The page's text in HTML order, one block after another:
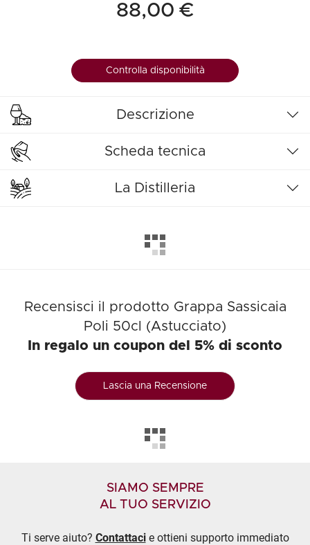
88,00 €
Controlla disponibilità
Descrizione
Scheda tecnica
La Distilleria
Recensisci il prodotto Grappa Sassicaia
Poli 50cl (Astucciato)
In regalo un coupon del 5% di sconto
Lascia una Recensione
SIAMO SEMPRE
AL TUO SERVIZIO
Ti serve aiuto? Contattacie ottieni supporto immediato